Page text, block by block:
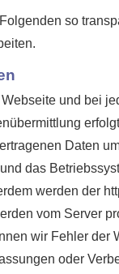
so
und bei
Daten
das
werden der
vom Server
wir Fehler der
oder